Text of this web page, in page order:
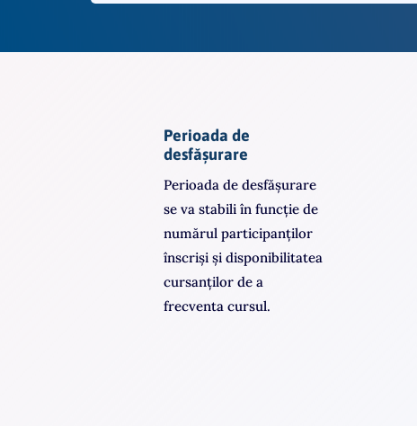
Perioada de
desfășurare
Perioada de desfășurare
se va stabili în funcție de
numărul participanților
înscriși și disponibilitatea
cursanților de a
frecventa cursul.